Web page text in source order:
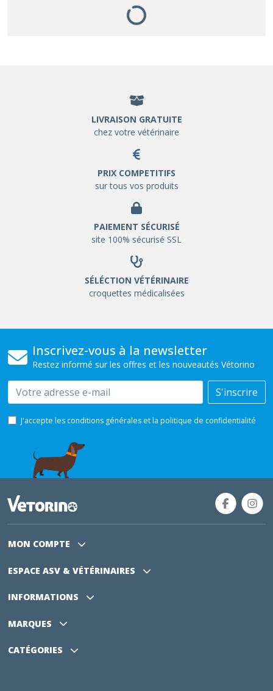
LIVRAISON GRATUITE
chez votre vétérinaire
PRIX COMPETITIFS
sur tous vos produits
PAIEMENT SÉCURISÉ
site 100% sécurisé SSL
SÉLÉCTION VÉTÉRINAIRE
croquettes médicalisées
Inscrivez-vous à la newsletter
Restez informé sur les offres et les nouveautés Vétorino
Email S'inscrire
J'accepte les conditions générales et la politique de confidentialité
MON COMPTE
ESPACE ASV & VÉTÉRINAIRES
INFORMATIONS
MARQUES
CATÉGORIES